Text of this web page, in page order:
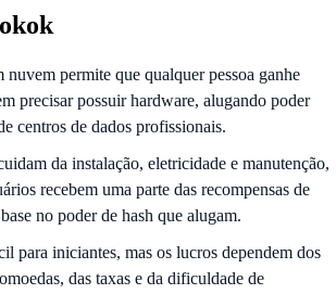
nuvem permite que qualquer pessoa ganhe
precisar possuir hardware, alugando poder
centros de dados profissionais.
da instalação, eletricidade e manutenção,
recebem uma parte das recompensas de
no poder de hash que alugam.
para iniciantes, mas os lucros dependem dos
das taxas e da dificuldade de